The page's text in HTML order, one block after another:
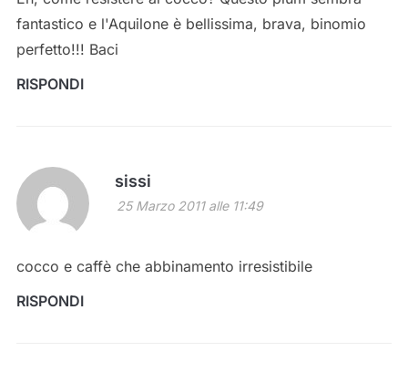
fantastico e l'Aquilone è bellissima, brava, binomio
perfetto!!! Baci
RISPONDI
sissi
25 Marzo 2011 alle 11:49
cocco e caffè che abbinamento irresistibile
RISPONDI